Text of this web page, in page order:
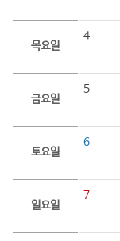
목요일
4
금요일
5
토요일
6
일요일
7